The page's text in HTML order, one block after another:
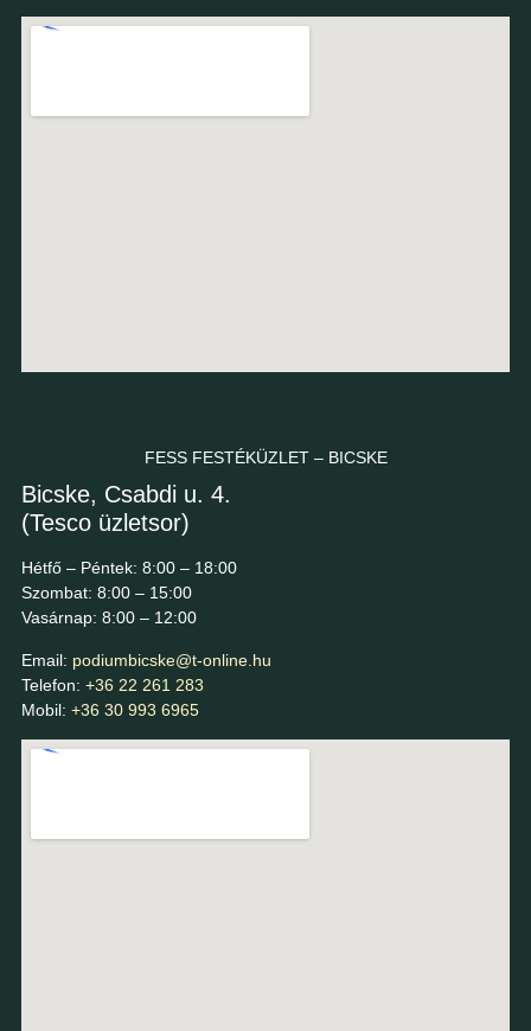
FESS FESTÉKÜZLET – BICSKE
Bicske, Csabdi u. 4.
(Tesco üzletsor)
Hétfő – Péntek: 8:00 – 18:00
Szombat: 8:00 – 15:00
Vasárnap: 8:00 – 12:00
Email: podiumbicske@t-online.hu
Telefon: +36 22 261 283
Mobil: +36 30 993 6965